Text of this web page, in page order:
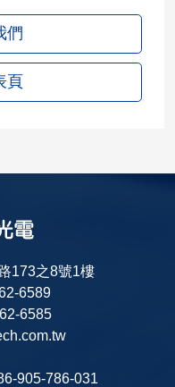
們
頁
173之8號1樓
6589
6585
905-786-031